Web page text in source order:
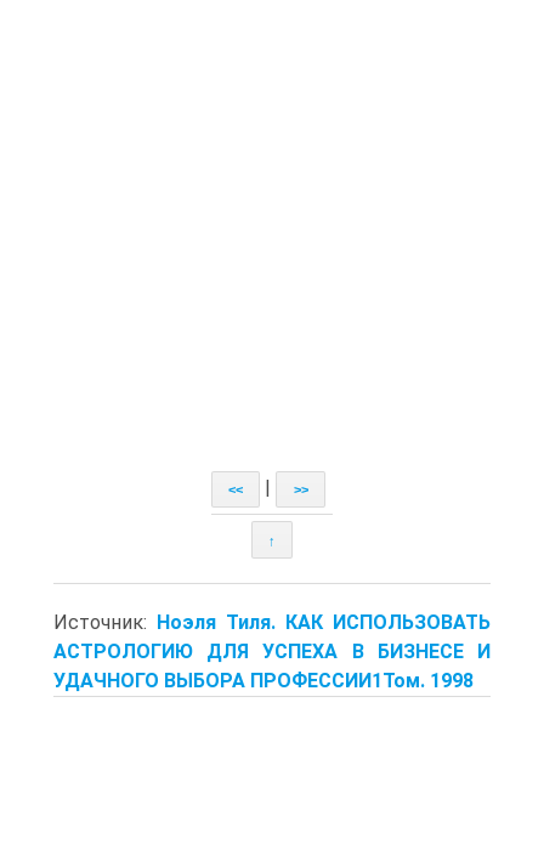
<< >>
↑
Источник: Ноэля Тиля. КАК ИСПОЛЬЗОВАТЬ
АСТРОЛОГИЮ ДЛЯ УСПЕХА В БИЗНЕСЕ И
УДАЧНОГО ВЫБОРА ПРОФЕССИИ1Том. 1998